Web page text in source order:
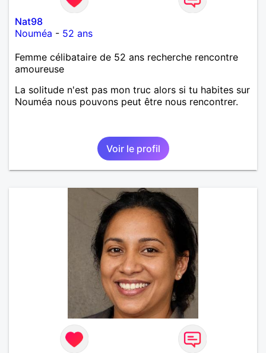
Nat98
Nouméa - 52 ans
Femme célibataire de 52 ans recherche rencontre
amoureuse
La solitude n'est pas mon truc alors si tu habites sur
Nouméa nous pouvons peut être nous rencontrer.
Voir le profil